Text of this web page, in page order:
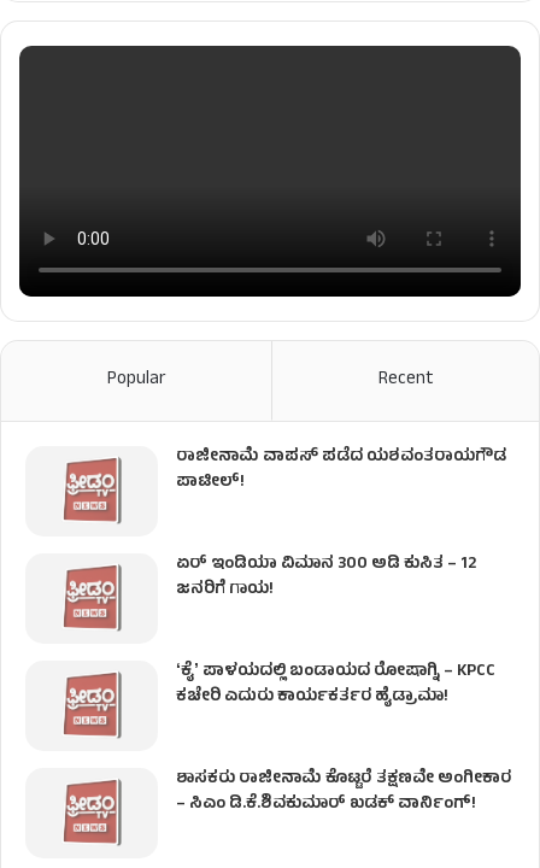
Popular Recent
ರಾಜೀನಾಮೆ ವಾಪಸ್ ಪಡೆದ ಯಶವಂತರಾಯಗೌಡ
ಪಾಟೀಲ್‌!
ಏರ್ ಇಂಡಿಯಾ ವಿಮಾನ 300 ಅಡಿ ಕುಸಿತ – 12
ಜನರಿಗೆ ಗಾಯ!
ʻಕೈʼ​ ಪಾಳಯದಲ್ಲಿ ಬಂಡಾಯದ ರೋಷಾಗ್ನಿ – KPCC
ಕಚೇರಿ ಎದುರು ಕಾರ್ಯಕರ್ತರ ಹೈಡ್ರಾಮಾ!
ಶಾಸಕರು ರಾಜೀನಾಮೆ ಕೊಟ್ಟರೆ ತಕ್ಷಣವೇ ಅಂಗೀಕಾರ
– ಸಿಎಂ ಡಿ.ಕೆ.ಶಿವಕುಮಾರ್ ಖಡಕ್ ವಾರ್ನಿಂಗ್!